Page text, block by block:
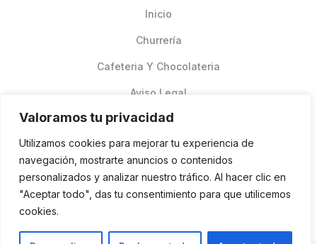
Valoramos tu privacidad
Utilizamos cookies para mejorar tu experiencia de
navegación, mostrarte anuncios o contenidos
personalizados y analizar nuestro tráfico. Al hacer clic en
"Aceptar todo", das tu consentimiento para que utilicemos
cookies.
Inicio
Churrería
Cafeteria Y Chocolateria
Aviso Legal
Pedidos Online Glovo
Contacto